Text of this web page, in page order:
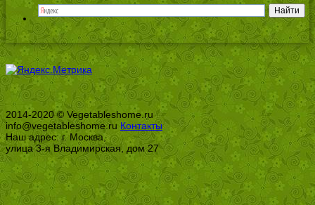
2014-2020 © Vegetableshome.ru
info@vegetableshome.ru Контакты
Наш адрес: г. Москва,
улица 3-я Владимирская, дом 27